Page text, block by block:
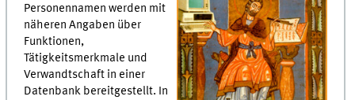
Personennamen werden mit
näheren Angaben über
Funktionen,
Tätigkeitsmerkmale und
Verwandtschaft in einer
Datenbank bereitgestellt. In